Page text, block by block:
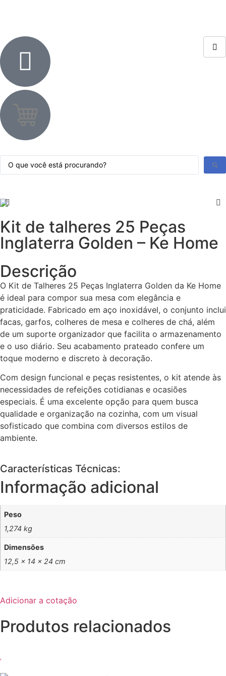
Kit de talheres 25 Peças
Inglaterra Golden – Ke Home
Descrição
O Kit de Talheres 25 Peças Inglaterra Golden da Ke Home
é ideal para compor sua mesa com elegância e
praticidade. Fabricado em aço inoxidável, o conjunto inclui
facas, garfos, colheres de mesa e colheres de chá, além
de um suporte organizador que facilita o armazenamento
e o uso diário. Seu acabamento prateado confere um
toque moderno e discreto à decoração.
Com design funcional e peças resistentes, o kit atende às
necessidades de refeições cotidianas e ocasiões
especiais. É uma excelente opção para quem busca
qualidade e organização na cozinha, com um visual
sofisticado que combina com diversos estilos de
ambiente.
Características Técnicas:
Informação adicional
Peso
1,274 kg
Dimensões
12,5 × 14 × 24 cm
Adicionar a cotação
Produtos relacionados